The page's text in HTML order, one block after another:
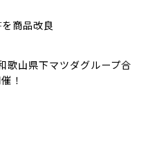
商品改良
歌山県下マツダグループ合
！